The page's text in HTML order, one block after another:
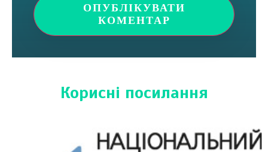
Корисні посилання